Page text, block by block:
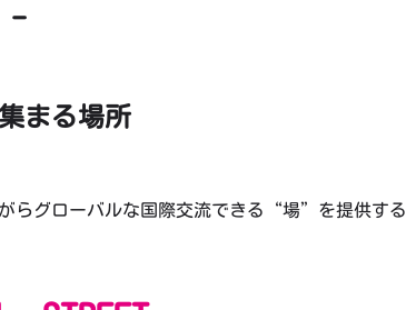
-
まる場所
らグローバルな国際交流できる“場”を提供する